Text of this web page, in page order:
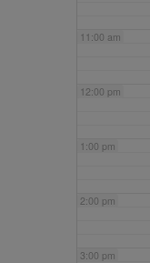
11:00 am
12:00 pm
1:00 pm
2:00 pm
3:00 pm